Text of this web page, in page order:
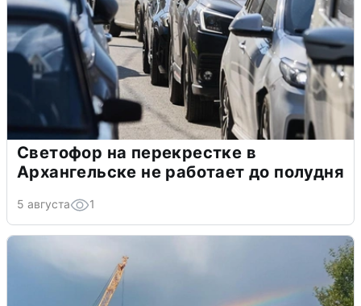
Светофор на перекрестке в
Архангельске не работает до полудня
5 августа 1